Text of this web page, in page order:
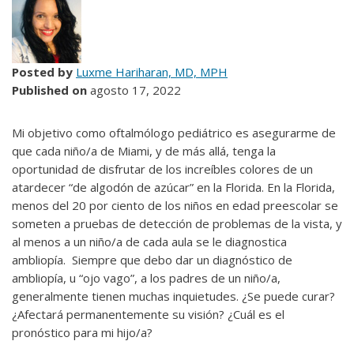
Posted by Luxme Hariharan, MD, MPH
Published on agosto 17, 2022
Mi objetivo como oftalmólogo pediátrico es asegurarme de
que cada niño/a de Miami, y de más allá, tenga la
oportunidad de disfrutar de los increíbles colores de un
atardecer “de algodón de azúcar” en la Florida. En la Florida,
menos del 20 por ciento de los niños en edad preescolar se
someten a pruebas de detección de problemas de la vista, y
al menos a un niño/a de cada aula se le diagnostica
ambliopía. Siempre que debo dar un diagnóstico de
ambliopía, u “ojo vago”, a los padres de un niño/a,
generalmente tienen muchas inquietudes. ¿Se puede curar?
¿Afectará permanentemente su visión? ¿Cuál es el
pronóstico para mi hijo/a?